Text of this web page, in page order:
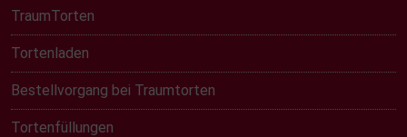
TraumTorten
Tortenladen
Bestellvorgang bei Traumtorten
Tortenfüllungen